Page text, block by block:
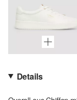
Details